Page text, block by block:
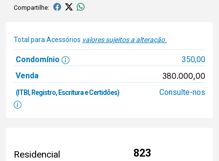
Compartilhe:
Total para Acessórios valores sujeitos a alteração.
Condomínio
350,00
Venda
380.000,00
(ITBI, Registro, Escritura e Certidões) Consulte-nos
Residencial 823